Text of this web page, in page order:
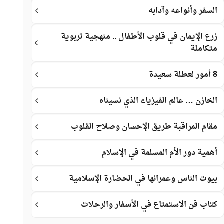
السفر وأنواعه وآدابه
زرع الإيمان في قلوب الأطفال .. منهجية تربوية
متكاملة
8 أمور لعطلة سعيدة
الخازن … عالم الفيزياء الذي نسيناه
مقام المراقبة طريق الإحسان وصلاح القلوب
أهمية دور الأم المسلمة في الإسلام
بيوت الناس وعمرانها في الحضارة الإسلامية
كتاب فن الاستمتاع في الأسفار والرحلات